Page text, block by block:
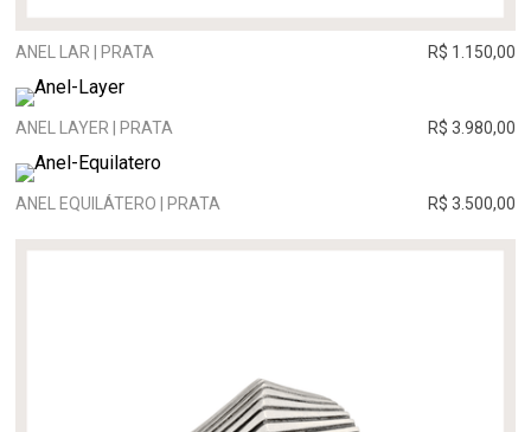
ANEL LAR | PRATA R$ 1.150,00
ANEL LAYER | PRATA R$ 3.980,00
ANEL EQUILÁTERO | PRATA R$ 3.500,00